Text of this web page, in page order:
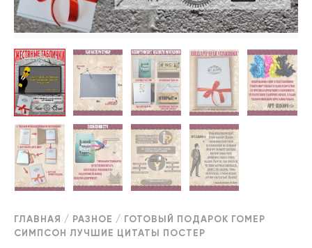
ГЛАВНАЯ / РАЗНОЕ / ГОТОВЫЙ ПОДАРОК ГОМЕР
СИМПСОН ЛУЧШИЕ ЦИТАТЫ ПОСТЕР